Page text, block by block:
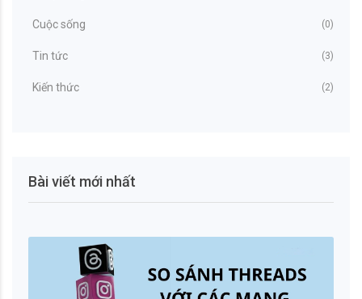
Cuộc sống (0)
Tin tức (3)
Kiến thức (2)
Bài viết mới nhất